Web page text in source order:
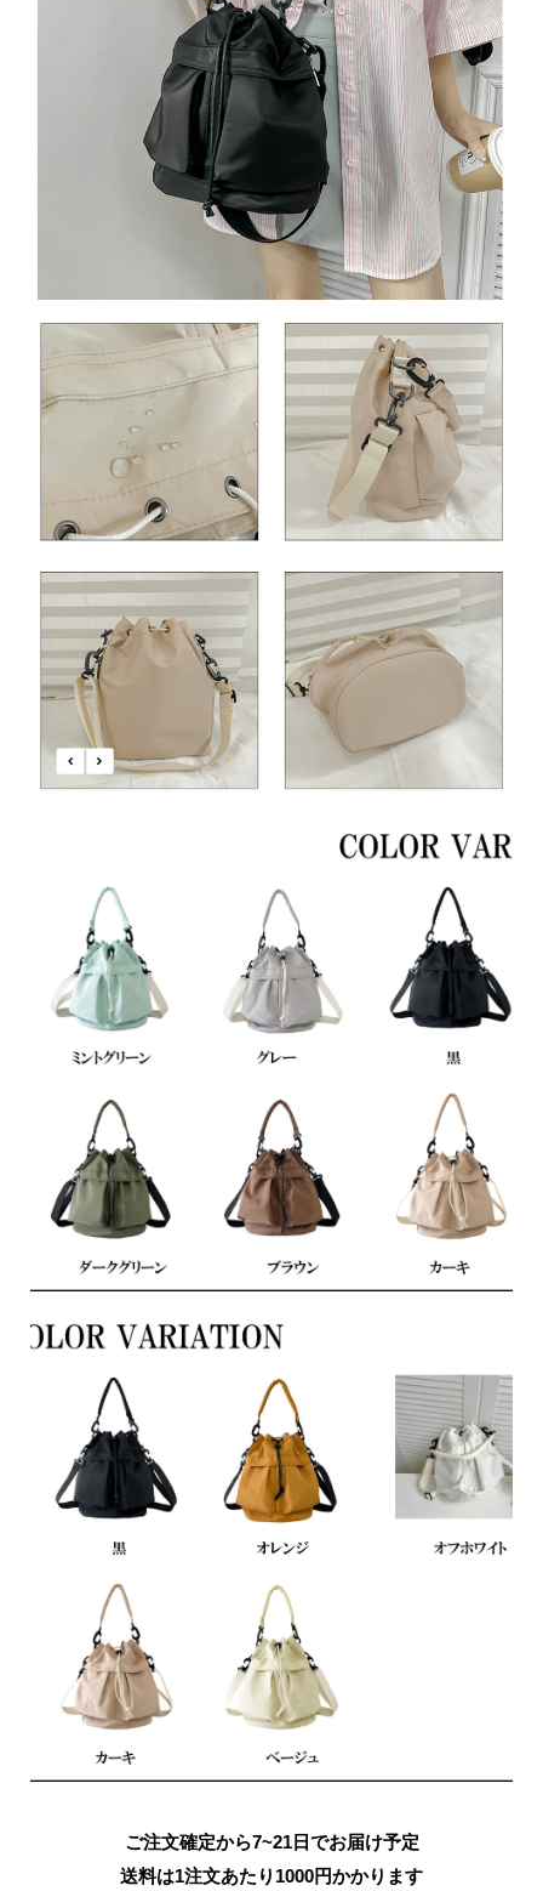
ご注文確定から7~21日でお届け予定
送料は1注文あたり 1000円かかります